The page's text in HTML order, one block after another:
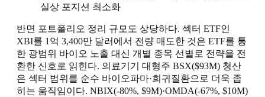
실상 포지션 최소화
반면 포트폴리오 정리 규모도 상당하다. 섹터 ETF인
XBI를 1억 3,400만 달러에서 전량 매도한 것은 ETF를 통
한 광범위 바이오 노출 대신 개별 종목 선별로 전략을 전
환한 신호로 읽힌다. 의료기기 대형주 BSX($93M) 청산
은 섹터 범위를 순수 바이오파마·희귀질환으로 더욱 좁
히는 움직임이다. NBIX(-80%, $9M)·OMDA(-67%, $10M)